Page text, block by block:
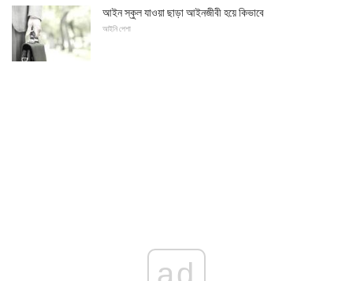
আইন স্কুল যাওয়া ছাড়া আইনজীবী হয়ে কিভাবে
আইনি পেশা
ad